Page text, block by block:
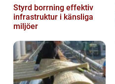
Styrd borrning effektiv
infrastruktur i känsliga
miljöer